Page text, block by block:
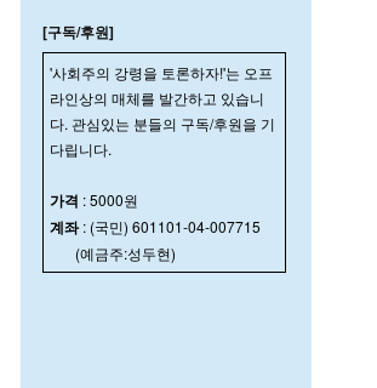
[구독/후원]
'사회주의 강령을 토론하자!'는 오프
라인상의 매체를 발간하고 있습니
다. 관심있는 분들의 구독/후원을 기
다립니다.
가격 : 5000원
계좌: (국민) 601101-04-007715
(예금주:성두현)